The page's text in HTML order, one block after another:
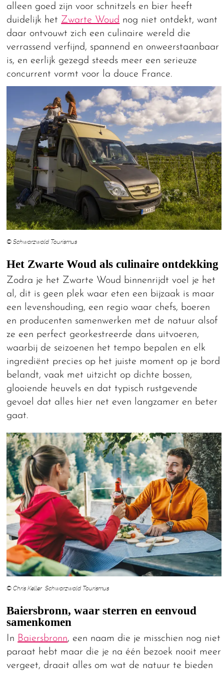
alleen goed zijn voor schnitzels en bier heeft
duidelijk het Zwarte Woud nog niet ontdekt, want
daar ontvouwt zich een culinaire wereld die
verrassend verfijnd, spannend en onweerstaanbaar
is, en eerlijk gezegd steeds meer een serieuze
concurrent vormt voor la douce France.
© Schwarzwald Tourismus
Het Zwarte Woud als culinaire ontdekking
Zodra je het Zwarte Woud binnenrijdt voel je het
al, dit is geen plek waar eten een bijzaak is maar
een levenshouding, een regio waar chefs, boeren
en producenten samenwerken met de natuur alsof
ze een perfect georkestreerde dans uitvoeren,
waarbij de seizoenen het tempo bepalen en elk
ingrediënt precies op het juiste moment op je bord
belandt, vaak met uitzicht op dichte bossen,
glooiende heuvels en dat typisch rustgevende
gevoel dat alles hier net even langzamer en beter
gaat.
© Chris Keller Schwarzwald Tourismus
Baiersbronn, waar sterren en eenvoud
samenkomen
In Baiersbronn, een naam die je misschien nog niet
paraat hebt maar die je na één bezoek nooit meer
vergeet, draait alles om wat de natuur te bieden